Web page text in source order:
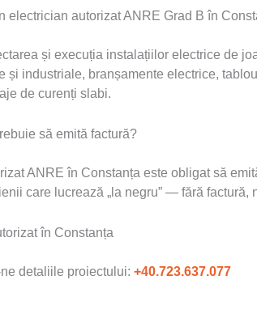
electrician autorizat ANRE Grad B în
și execuția instalațiilor electrice de
și industriale, branșamente electrice,
de curenți slabi.
să emită factură?
ANRE în Constanța este obligat să
care lucrează „la negru” — fără factură,
în Constanța
detaliile proiectului: +40.723.637.077